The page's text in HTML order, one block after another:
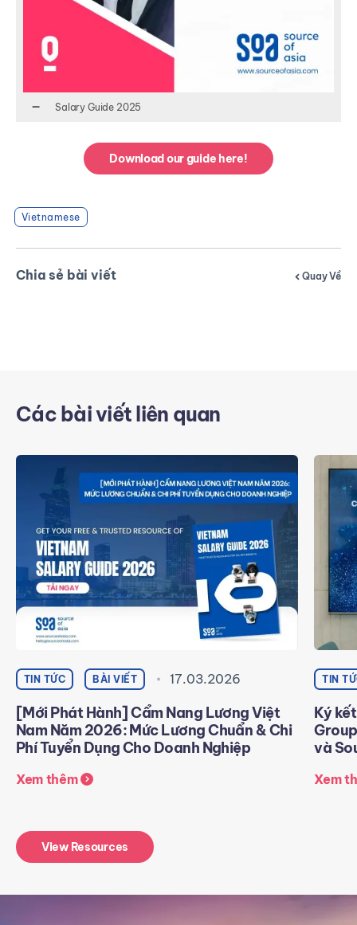
Salary Guide 2025
Download our guide here!
Vietnamese
Chia sẻ bài viết Quay Về
Các bài viết liên quan
TIN TỨC BÀI VIẾT 17.03.2026
[Mới Phát Hành] Cẩm Nang Lương Việt
Nam Năm 2026: Mức Lương Chuẩn & Chi
Phí Tuyển Dụng Cho Doanh Nghiệp
Xem thêm
TIN
Ký
và
Xem
View Resources